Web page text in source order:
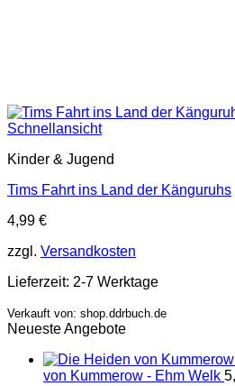
Schnellansicht
Kinder & Jugend
Tims Fahrt ins Land der Känguruhs
4,99 €
zzgl. Versandkosten
Lieferzeit: 2-7 Werktage
Verkauft von: shop.ddrbuch.de
Neueste Angebote
von Kummerow - Ehm Welk